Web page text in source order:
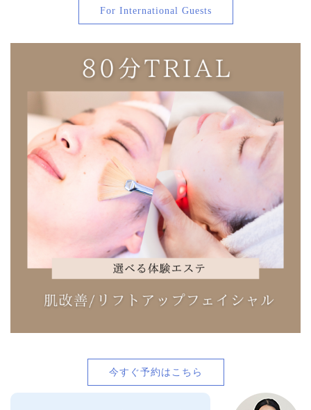
For International Guests
今すぐ予約はこちら